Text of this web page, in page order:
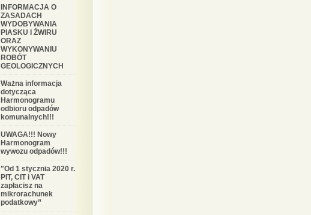
INFORMACJA O
ZASADACH
WYDOBYWANIA
PIASKU I ŻWIRU
ORAZ
WYKONYWANIU
ROBÓT
GEOLOGICZNYCH
Ważna informacja
dotycząca
Harmonogramu
odbioru odpadów
komunalnych!!!
UWAGA!!! Nowy
Harmonogram
wywozu odpadów!!!
"Od 1 stycznia 2020 r.
PIT, CIT i VAT
zapłacisz na
mikrorachunek
podatkowy”